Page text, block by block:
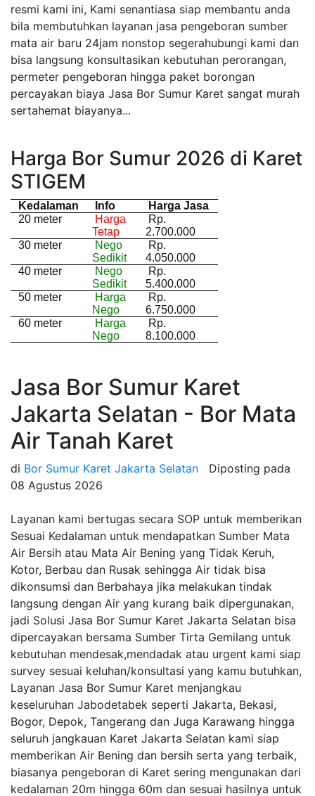
resmi kami ini, Kami senantiasa siap membantu anda
bila membutuhkan layanan jasa pengeboran sumber
mata air baru 24jam nonstop segerahubungi kami dan
bisa langsung konsultasikan kebutuhan perorangan,
permeter pengeboran hingga paket borongan
percayakan biaya Jasa Bor Sumur Karet sangat murah
sertahemat biayanya...
Harga Bor Sumur 2026 di Karet
STIGEM
Kedalaman Info
Harga Jasa
20 meter
Harga
Tetap
Rp.
2.700.000
30 meter
Nego
Sedikit
Rp.
4.050.000
40 meter
Nego
Sedikit
Rp.
5.400.000
50 meter
Harga
Nego
Rp.
6.750.000
60 meter
Harga
Nego
Rp.
8.100.000
Jasa Bor Sumur Karet
Jakarta Selatan - Bor Mata
Air Tanah Karet
di Bor Sumur Karet Jakarta Selatan
Diposting pada
08 Agustus 2026
Layanan kami bertugas secara SOP untuk memberikan
Sesuai Kedalaman untuk mendapatkan Sumber Mata
Air Bersih atau Mata Air Bening yang Tidak Keruh,
Kotor, Berbau dan Rusak sehingga Air tidak bisa
dikonsumsi dan Berbahaya jika melakukan tindak
langsung dengan Air yang kurang baik dipergunakan,
jadi Solusi Jasa Bor Sumur Karet Jakarta Selatan bisa
dipercayakan bersama Sumber Tirta Gemilang untuk
kebutuhan mendesak,mendadak atau urgent kami siap
survey sesuai keluhan/konsultasi yang kamu butuhkan,
Layanan Jasa Bor Sumur Karet menjangkau
keseluruhan Jabodetabek seperti Jakarta, Bekasi,
Bogor, Depok, Tangerang dan Juga Karawang hingga
seluruh jangkauan Karet Jakarta Selatan kami siap
memberikan Air Bening dan bersih serta yang terbaik,
biasanya pengeboran di Karet sering mengunakan dari
kedalaman 20m hingga 60m dan sesuai hasilnya untuk